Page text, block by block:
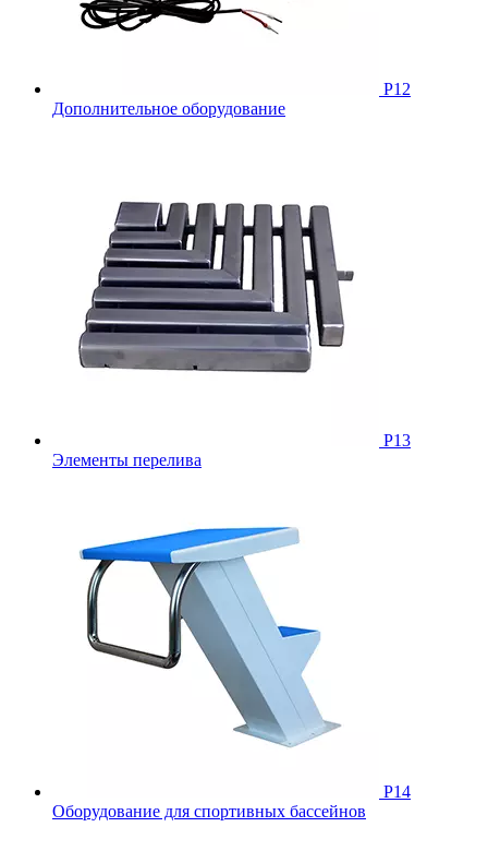
Р12
Дополнительное оборудование
Р13
Элементы перелива
Р14
Оборудование для спортивных бассейнов